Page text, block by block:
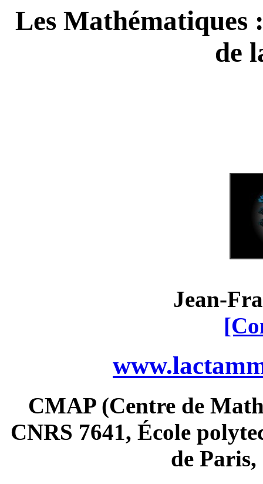
Les Mathématiques
de
Jean-
CMAP (Centre de
CNRS 7641, École
de